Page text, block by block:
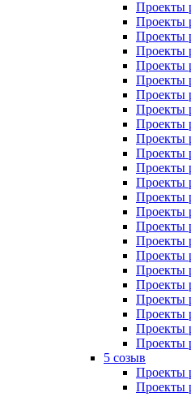
Проекты
Проекты
Проекты
Проекты
Проекты
Проекты
Проекты
Проекты
Проекты
Проекты
Проекты
Проекты
Проекты
Проекты
Проекты
Проекты
Проекты
Проекты
Проекты
Проекты
Проекты
Проекты
Проекты
Проекты
5 созыв
Проекты
Проекты